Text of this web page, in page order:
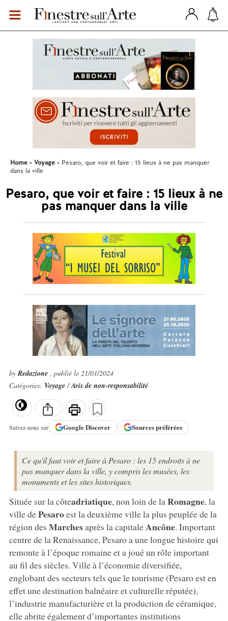
Home Voyage
Pesaro, que voir et faire : 15 lieux à ne pas manquer
dans la ville
Pesaro, que voir et faire : 15 lieux à ne
pas manquer dans la ville
byRedazione , publié le 21/01/2024
Catégories: Voyage/Avis de non-responsabilité
Suivez-nous sur GoogleDiscover Sources préférées
Ce qu'il faut voir et faire à Pesaro : les 15 endroits à ne
pas manquer dans la ville, y compris les musées, les
monuments et les sites historiques.
Située sur la côteadriatique, non loin de la Romagne, la
ville dePesaroest la deuxième ville la plus peuplée de la
région des Marchesaprès la capitaleAncône. Important
centre de la Renaissance, Pesaro a une longue histoire qui
remonte à l’époque romaine et a joué un rôle important
au fil des siècles. Ville à l’économie diversifiée,
englobant des secteurs tels que le tourisme (Pesaro est en
effet une destination balnéaire et culturelle réputée),
l’industrie manufacturière et la production de céramique,
elle abrite également d’importantes institutions